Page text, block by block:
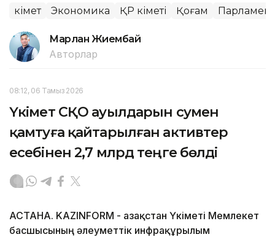
Үкімет Экономика ҚР Үкіметі Қоғам Парламент
Марлан Жиембай
Авторлар
08:12, 06 Тамыз 2026
Үкімет СҚО ауылдарын сумен
қамтуға қайтарылған активтер
есебінен 2,7 млрд теңге бөлді
АСТАНА. KAZINFORM - Қазақстан Үкіметі Мемлекет
басшысының әлеуметтік инфрақұрылым